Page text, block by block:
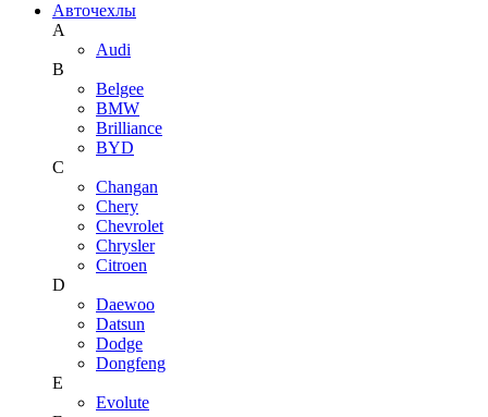
Авточехлы
A
Audi
B
Belgee
BMW
Brilliance
BYD
C
Changan
Chery
Chevrolet
Chrysler
Citroen
D
Daewoo
Datsun
Dodge
Dongfeng
E
Evolute